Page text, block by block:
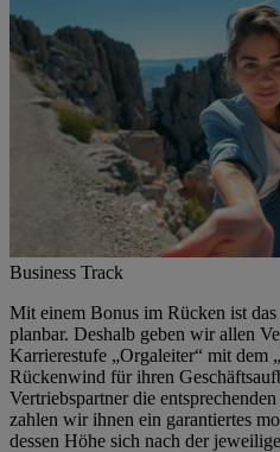
Business Track
Mit einem Bonus im Rücken ist
planbar. Deshalb geben wir allen
Karrierestufe „Orgaleiter“ mit dem
Rückenwind für ihren
Vertriebspartner die
zahlen wir ihnen ein garantiertes
dessen Höhe sich nach der